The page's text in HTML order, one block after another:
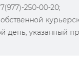
250-00-20;
день, указанный